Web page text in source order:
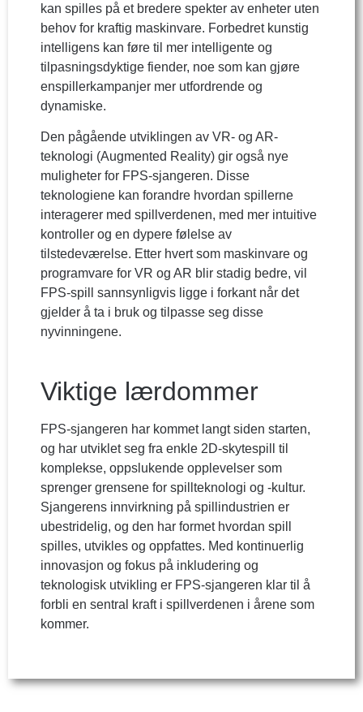
kan spilles på et bredere spekter av enheter uten
behov for kraftig maskinvare. Forbedret kunstig
intelligens kan føre til mer intelligente og
tilpasningsdyktige fiender, noe som kan gjøre
enspillerkampanjer mer utfordrende og
dynamiske.
Den pågående utviklingen av VR- og AR-
teknologi (Augmented Reality) gir også nye
muligheter for FPS-sjangeren. Disse
teknologiene kan forandre hvordan spillerne
interagerer med spillverdenen, med mer intuitive
kontroller og en dypere følelse av
tilstedeværelse. Etter hvert som maskinvare og
programvare for VR og AR blir stadig bedre, vil
FPS-spill sannsynligvis ligge i forkant når det
gjelder å ta i bruk og tilpasse seg disse
nyvinningene.
Viktige lærdommer
FPS-sjangeren har kommet langt siden starten,
og har utviklet seg fra enkle 2D-skytespill til
komplekse, oppslukende opplevelser som
sprenger grensene for spillteknologi og -kultur.
Sjangerens innvirkning på spillindustrien er
ubestridelig, og den har formet hvordan spill
spilles, utvikles og oppfattes. Med kontinuerlig
innovasjon og fokus på inkludering og
teknologisk utvikling er FPS-sjangeren klar til å
forbli en sentral kraft i spillverdenen i årene som
kommer.